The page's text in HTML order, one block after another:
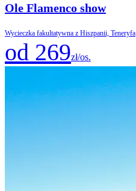
Ole Flamenco show
Wycieczka fakultatywna z Hiszpanii, Teneryfa
od 269zł/os.